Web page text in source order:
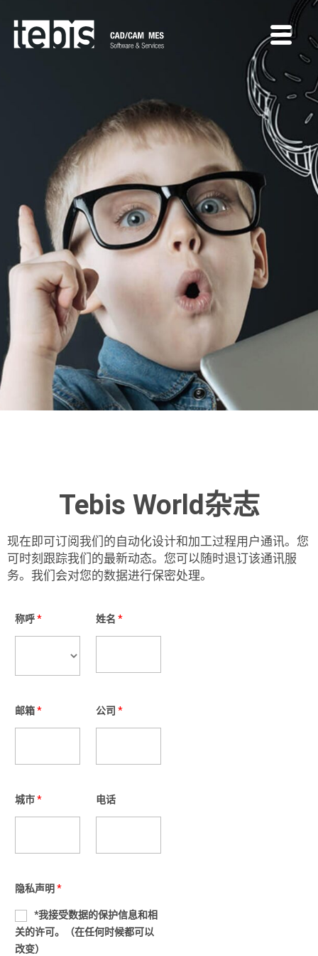
Tebis World杂志
现在即可订阅我们的自动化设计和加工过程用户通讯。您
可时刻跟踪我们的最新动态。您可以随时退订该通讯服
务。我们会对您的数据进行保密处理。
称呼* 姓名 *
邮箱* 公司 *
城市* 电话
隐私声明 *
*我接受数据的保护信息和相
关的许可。（在任何时候都可以
改变）